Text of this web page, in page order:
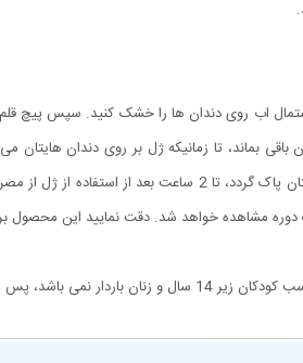
اب روی دندان ها را خشک کنید. سپس پیچ
دقیقه دندان های خود را با استفاده از مسواک و آب بشویید تا ژل از
قلم را محکم ببندید.